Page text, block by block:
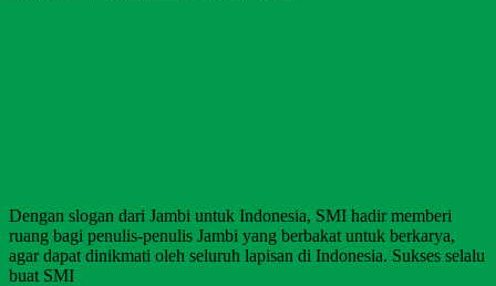
Dengan slogan dari Jambi untuk Indonesia, SMI hadir memberi
ruang bagi penulis-penulis Jambi yang berbakat untuk berkarya,
agar dapat dinikmati oleh seluruh lapisan di Indonesia. Sukses selalu
buat SMI